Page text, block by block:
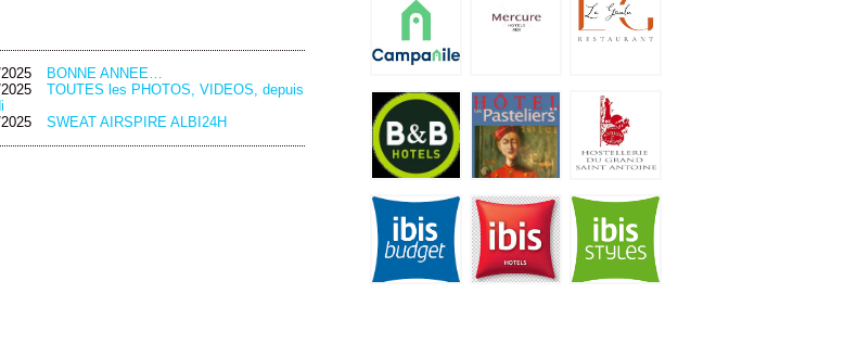
BONNE ANNEE…
TOUTES les PHOTOS, VIDEOS, depuis
SWEAT AIRSPIRE ALBI24H